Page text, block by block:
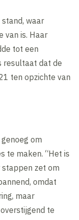
waar
van is. Haar
tot een
resultaat dat de
ten opzichte van
om
te maken. “Het is
zet om
omdat
maar
te